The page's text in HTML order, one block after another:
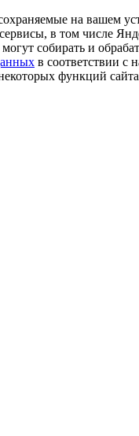
на вашем
в том числе
собирать и
в соответствии с
функций